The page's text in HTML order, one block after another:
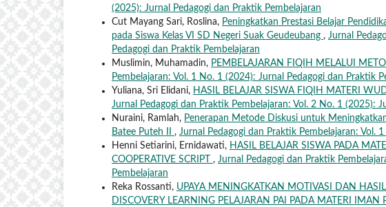
(2025): Jurnal Pedagogi dan Praktik Pembelajaran
Cut Mayang Sari, Roslina, Peningkatkan Prestasi Belajar
pada Siswa Kelas VI SD Negeri Suak Geudeubang , Jurnal
Pedagogi dan Praktik Pembelajaran
Muslimin, Muhamadin, PEMBELAJARAN FIQIH MELALUI
Pembelajaran: Vol. 1 No. 1 (2024): Jurnal Pedagogi dan Praktik
Yuliana, Sri Elidani, HASIL BELAJAR SISWA FIQIH MATERI
Jurnal Pedagogi dan Praktik Pembelajaran: Vol. 2 No. 1 (2025):
Nuraini, Ramlah, Penerapan Metode Diskusi untuk
Batee Puteh II , Jurnal Pedagogi dan Praktik Pembelajaran: Vol.
Henni Setiarini, Ernidawati, HASIL BELAJAR SISWA PADA
COOPERATIVE SCRIPT , Jurnal Pedagogi dan Praktik
Pembelajaran
Reka Rossanti, UPAYA MENINGKATKAN MOTIVASI DAN
DISCOVERY LEARNING PELAJARAN PAI PADA MATERI